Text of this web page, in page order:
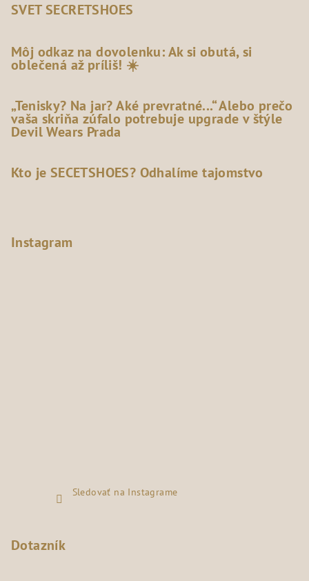
SVET SECRETSHOES
Môj odkaz na dovolenku: Ak si obutá, si
oblečená až príliš! ☀️
„Tenisky? Na jar? Aké prevratné...“ Alebo prečo
vaša skriňa zúfalo potrebuje upgrade v štýle
Devil Wears Prada
Kto je SECETSHOES? Odhalíme tajomstvo
Instagram
Sledovať na Instagrame
Dotazník